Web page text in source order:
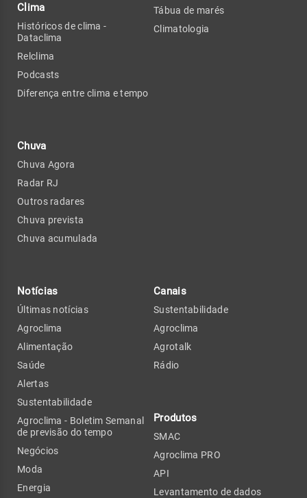
Clima
Históricos de clima -
Dataclima
Relclima
Podcasts
Diferença entre clima e tempo
Chuva
Chuva Agora
Radar RJ
Outros radares
Chuva prevista
Chuva acumulada
Tábua de marés
Climatologia
Notícias
Últimas notícias
Agroclima
Alimentação
Saúde
Alertas
Sustentabilidade
Agroclima - Boletim Semanal
de previsão do tempo
Negócios
Moda
Energia
Canais
Sustentabilidade
Agroclima
Agrotalk
Rádio
Produtos
SMAC
Agroclima PRO
API
Levantamento de dados